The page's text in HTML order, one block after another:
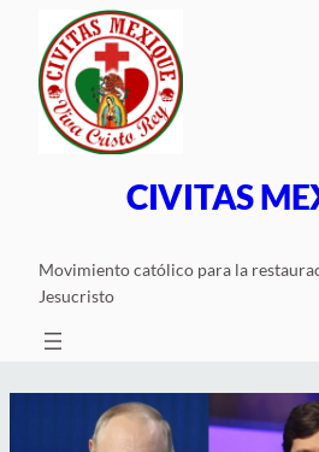
contenido
CIVITAS
Movimiento católico para la
Jesucristo